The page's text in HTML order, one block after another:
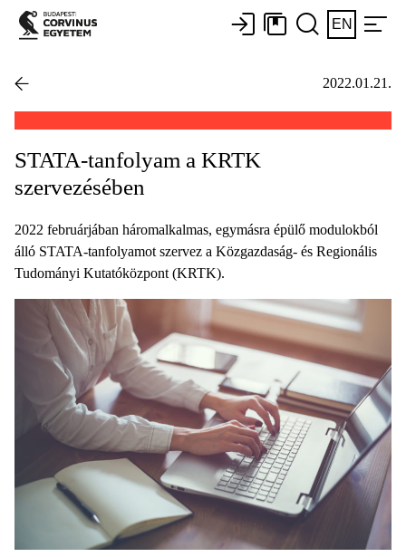
EN
2022.01.21.
STATA-tanfolyam a KRTK
szervezésében
2022 februárjában háromalkalmas, egymásra épülő modulokból
álló STATA-tanfolyamot szervez a Közgazdaság- és Regionális
Tudományi Kutatóközpont (KRTK).